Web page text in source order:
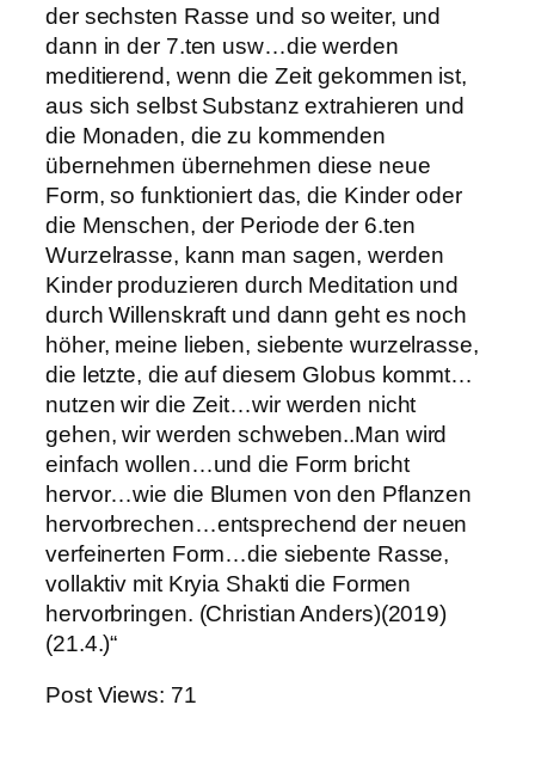
der sechsten Rasse und so weiter, und
dann in der 7.ten usw…die werden
meditierend, wenn die Zeit gekommen ist,
aus sich selbst Substanz extrahieren und
die Monaden, die zu kommenden
übernehmen übernehmen diese neue
Form, so funktioniert das, die Kinder oder
die Menschen, der Periode der 6.ten
Wurzelrasse, kann man sagen, werden
Kinder produzieren durch Meditation und
durch Willenskraft und dann geht es noch
höher, meine lieben, siebente wurzelrasse,
die letzte, die auf diesem Globus kommt…
nutzen wir die Zeit…wir werden nicht
gehen, wir werden schweben..Man wird
einfach wollen…und die Form bricht
hervor…wie die Blumen von den Pflanzen
hervorbrechen…entsprechend der neuen
verfeinerten Form…die siebente Rasse,
vollaktiv mit Kryia Shakti die Formen
hervorbringen. (Christian Anders)(2019)
(21.4.)“
Post Views: 71